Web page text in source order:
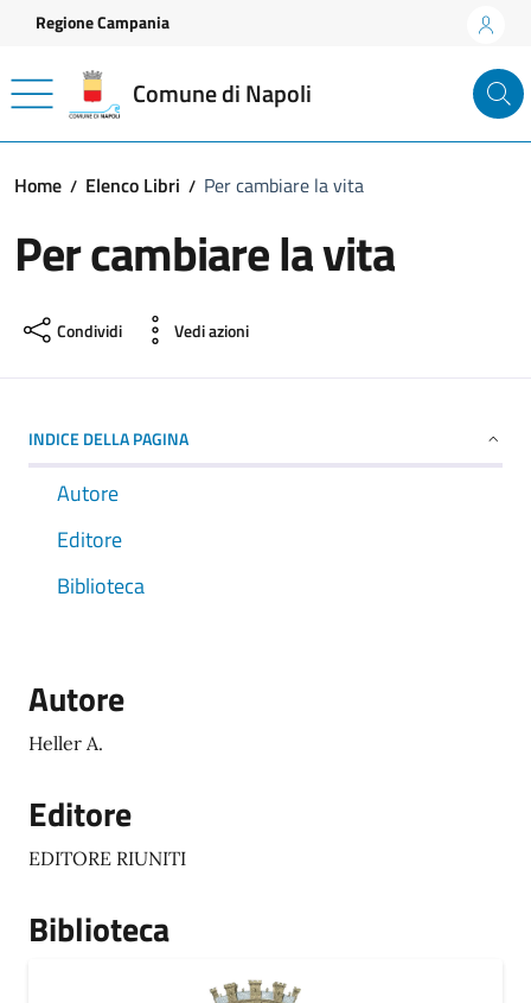
Vai ai contenuti
Vai al footer
Regione Campania
Comune di Napoli
Home Elenco Libri Per cambiare la vita
Per cambiare la vita
Condividi Vedi azioni
INDICE DELLA PAGINA
Autore
Editore
Biblioteca
Autore
Heller A.
Editore
EDITORE RIUNITI
Biblioteca